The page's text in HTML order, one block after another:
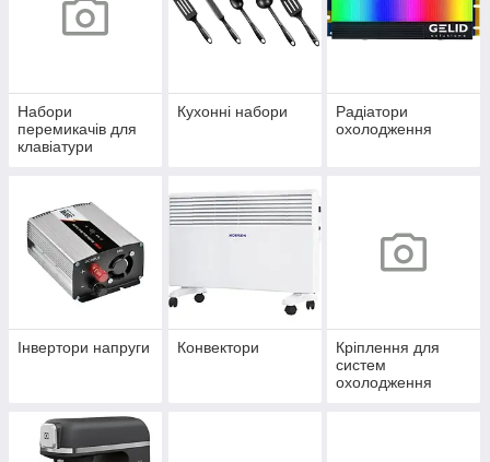
Набори
перемикачів для
клавіатури
Кухонні набори
Радіатори
охолодження
Інвертори напруги Конвектори
Кріплення для
систем
охолодження